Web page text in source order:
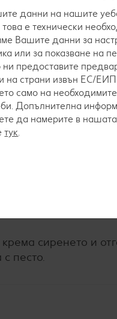
масло, и се
След това
сиренето и
песто.
данни на нашите
е технически
Вашите данни за
или за показване на
ни предоставите
на страни извън ЕС/
само на
Допълнителна
да намерите в нашата
тук.